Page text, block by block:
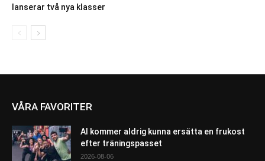
lanserar två nya klasser
VÅRA FAVORITER
AI kommer aldrig kunna ersätta en frukost
efter träningspasset
2026-08-06